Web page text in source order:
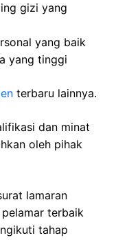
gizi yang
yang baik
yang tinggi
terbaru lainnya.
dan minat
oleh pihak
lamaran
terbaik
tahap